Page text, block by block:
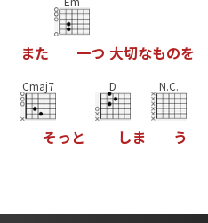
また 一つ 大切なものを
Cmaj7
そっ と
D
しま
N.C.
う